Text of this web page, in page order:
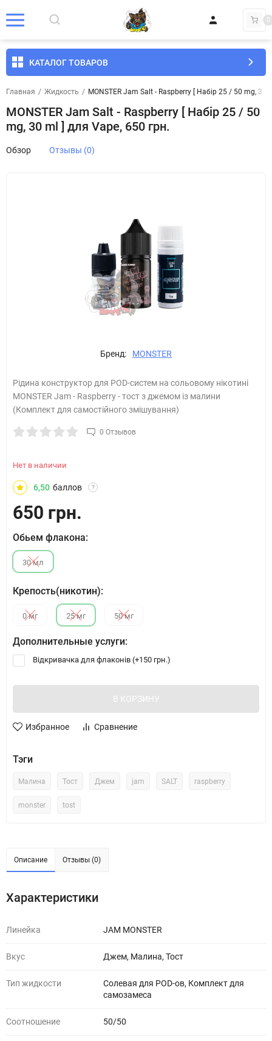
0
КАТАЛОГ ТОВАРОВ
Главная / Жидкость / MONSTER Jam Salt - Raspberry [ Набір 25 / 50 mg, 30
MONSTER Jam Salt - Raspberry [ Набір 25 / 50
mg, 30 ml ] для Vape, 650 грн.
Обзор Отзывы (0)
Бренд: MONSTER
Рідина конструктор для POD-систем на сольовому нікотині
MONSTER Jam - Raspberry - тост з джемом із малини
(Комплект для самостійного змішування)
0 Отзывов
Нет в наличии
6,50 баллов ?
650 грн.
Обьем флакона:
30 мл
Крепость(никотин):
0 мг 25 мг 50 мг
Дополнительные услуги:
Відкривачка для флаконів (+150 грн.)
В КОРЗИНУ
Избранное Сравнение
Тэги
Малина Тост Джем jam SALT raspberry
monster tost
Описание Отзывы (0)
Характеристики
Линейка JAM MONSTER
Вкус Джем, Малина, Тост
Тип жидкости
Солевая для POD-ов, Комплект для
самозамеса
Соотношение 50/50